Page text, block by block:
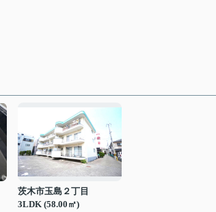
茨木市玉島２丁目
3LDK (58.00㎡)